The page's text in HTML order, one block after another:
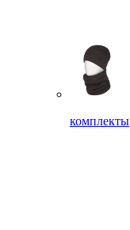
комплекты